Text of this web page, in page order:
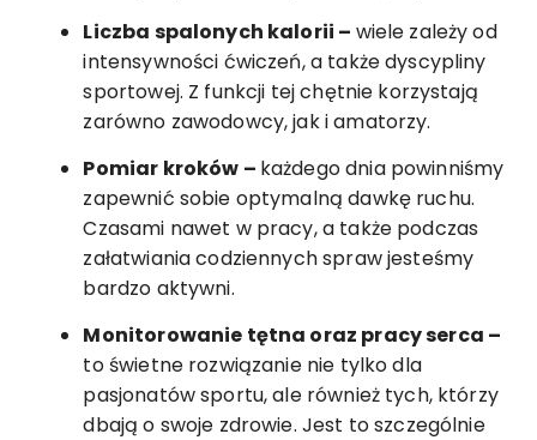
Liczba spalonych kalorii – wiele zależy od
intensywności ćwiczeń, a także dyscypliny
sportowej. Z funkcji tej chętnie korzystają
zarówno zawodowcy, jak i amatorzy.
Pomiar kroków – każdego dnia powinniśmy
zapewnić sobie optymalną dawkę ruchu.
Czasami nawet w pracy, a także podczas
załatwiania codziennych spraw jesteśmy
bardzo aktywni.
Monitorowanie tętna oraz pracy serca –
to świetne rozwiązanie nie tylko dla
pasjonatów sportu, ale również tych, którzy
dbają o swoje zdrowie. Jest to szczególnie